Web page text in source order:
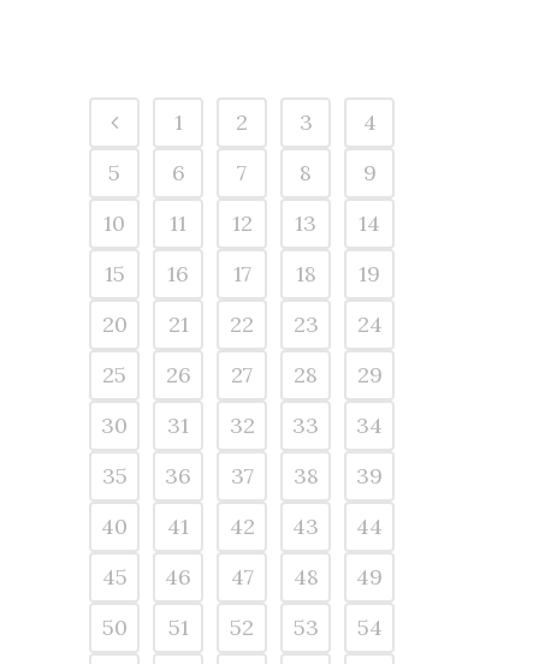
1 2 3
4
5
6 7 8
9
10
11 12 13
14
15
16 17 18
19
20
21 22 23
24
25
26 27 28
29
30
31 32 33
34
35
36 37 38
39
40
41 42 43
44
45
46 47 48
49
50
51 52 53 54